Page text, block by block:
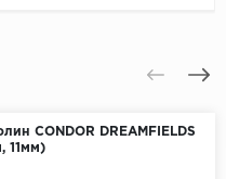
CONDOR DREAMFIELDS
11мм)